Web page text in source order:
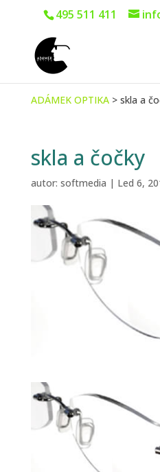
495 511 411
ADÁMEK OPTIKA> skla a
skla a čočky
autor: softmedia | Led 6,